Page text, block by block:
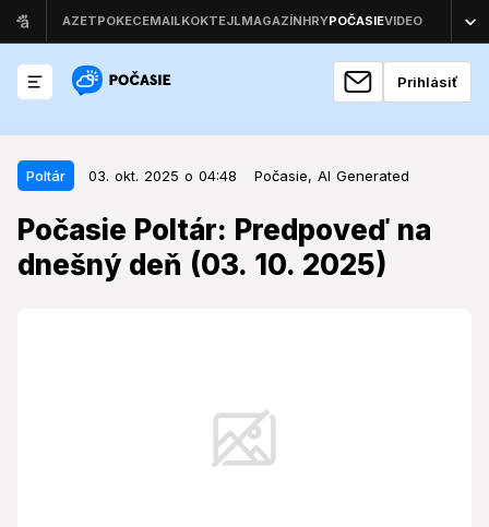
Prihlásiť
Poltár 03. okt. 2025 o 04:48 Počasie, AI Generated
Počasie Poltár: Predpoveď na
dnešný deň (03. 10. 2025)
Poltár 03. okt. 2025 o 04:48
Počasie Poltár: Predpoveď na
dnešný deň (03. 10. 2025)